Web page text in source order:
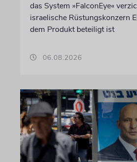
das System »FalconEye«
israelische Rüstungskonzern
dem Produkt beteiligt ist
06.08.2026